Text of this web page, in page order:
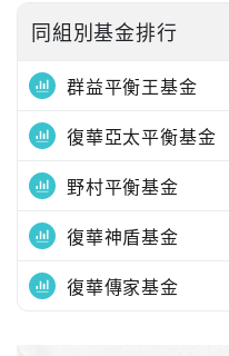
同組別基金排行
群益平衡王基金
復華亞太平衡基金
野村平衡基金
復華神盾基金
復華傳家基金